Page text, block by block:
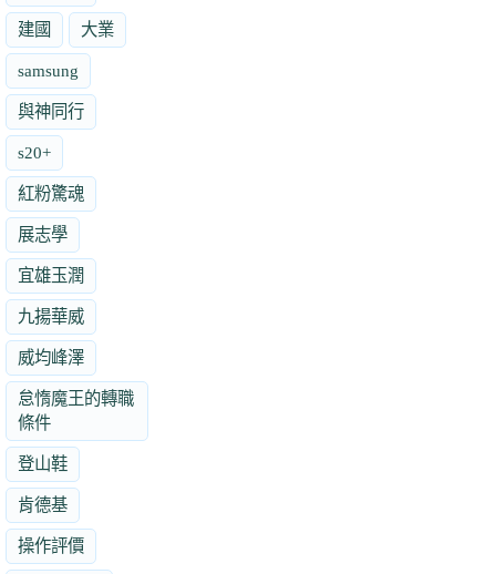
建國 大業
samsung
與神同行
s20+
紅粉驚魂
展志學
宜雄玉潤
九揚華威
威均峰澤
怠惰魔王的轉職
條件
登山鞋
肯德基
操作評價